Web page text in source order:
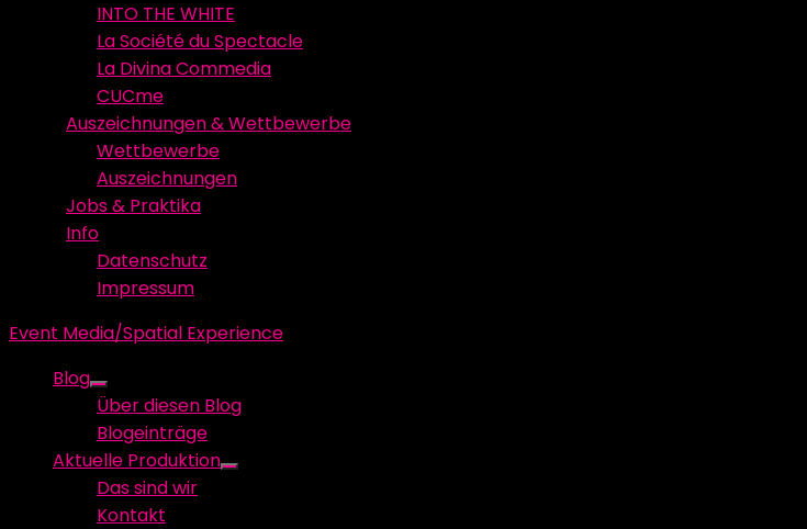
INTO THE WHITE
La Société du Spectacle
La Divina Commedia
CUCme
Auszeichnungen & Wettbewerbe
Wettbewerbe
Auszeichnungen
Jobs & Praktika
Info
Datenschutz
Impressum
Event Media/Spatial Experience
Blog
Show
sub
menu
Über diesen Blog
Blogeinträge
Aktuelle Produktion
Show
Das sind wir
Kontakt